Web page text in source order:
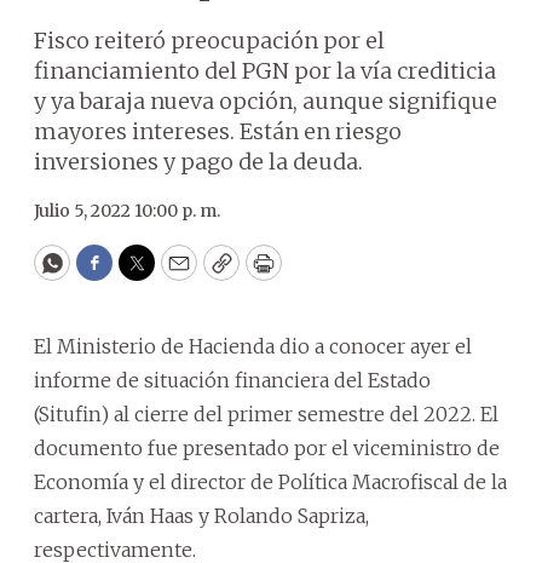
Fisco reiteró preocupación por el
financiamiento del PGN por la vía crediticia
y ya baraja nueva opción, aunque signifique
mayores intereses. Están en riesgo
inversiones y pago de la deuda.
Julio 5, 2022 10:00 p. m.
WhatsApp
Facebook
Twitter
EmailCopyPrint
El Ministerio de Hacienda dio a conocer ayer el
informe de situación financiera del Estado
(Situfin) al cierre del primer semestre del 2022. El
documento fue presentado por el viceministro de
Economía y el director de Política Macrofiscal de la
cartera, Iván Haas y Rolando Sapriza,
respectivamente.